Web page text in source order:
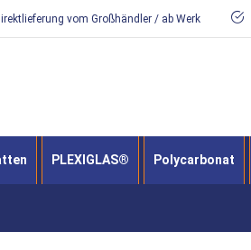
vom Großhändler / ab Werk
PLEXIGLAS® Polycarbonat